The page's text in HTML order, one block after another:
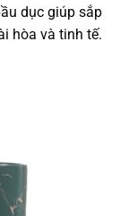
dục giúp sắp
hòa và tinh tế.